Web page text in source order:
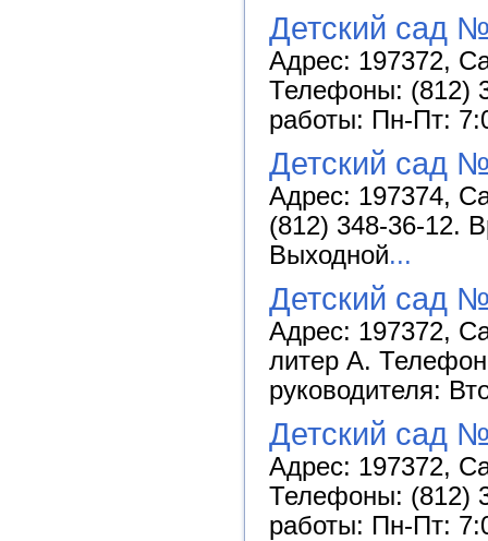
Детский сад
Адрес: 197372,
Телефоны: (812)
работы: Пн-Пт:
Детский сад
Адрес: 197374,
(812) 348-36-12.
Выходной...
Детский сад
Адрес: 197372,
литер А.
руководителя:
Детский сад
Адрес: 197372,
Телефоны: (812)
работы: Пн-Пт: